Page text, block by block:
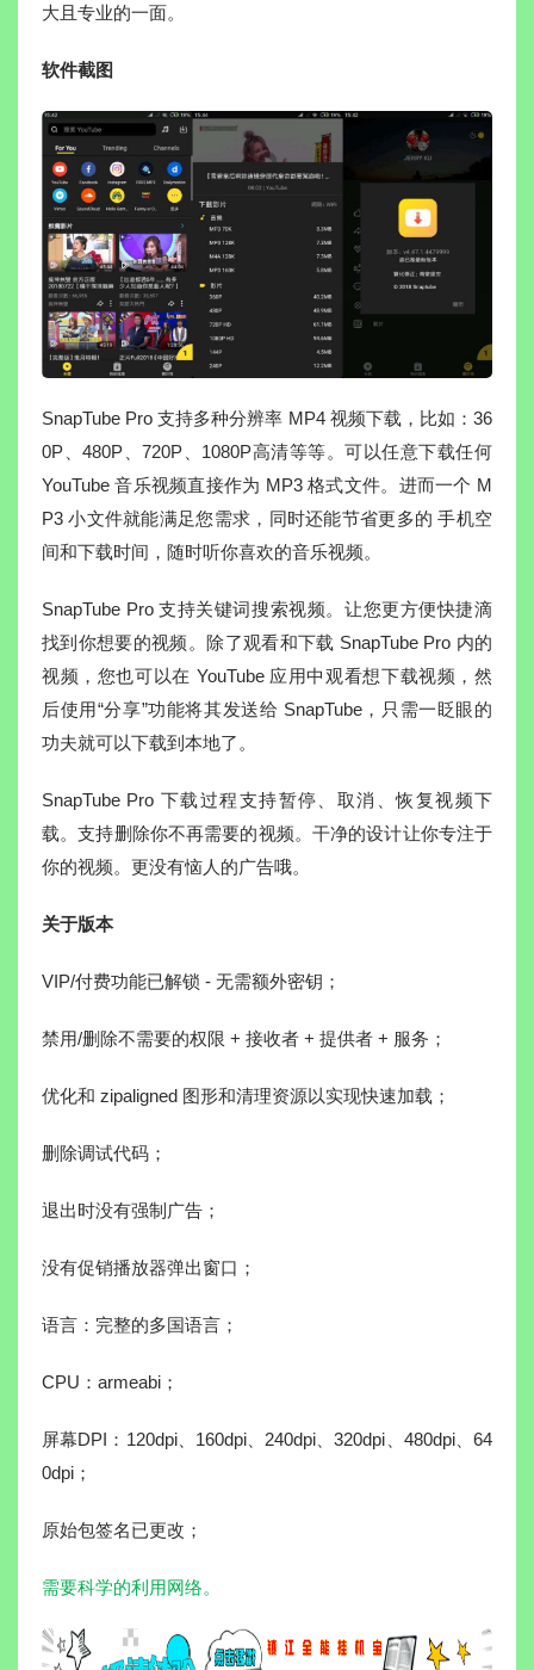
大且专业的一面。
软件截图
SnapTube Pro 支持多种分辨率 MP4 视频下载，比如：36
0P、480P、720P、1080P高清等等。可以任意下载任何
YouTube 音乐视频直接作为 MP3 格式文件。进而一个 M
P3 小文件就能满足您需求，同时还能节省更多的 手机空
间和下载时间，随时听你喜欢的音乐视频。
SnapTube Pro 支持关键词搜索视频。让您更方便快捷滴
找到你想要的视频。除了观看和下载 SnapTube Pro 内的
视频，您也可以在 YouTube 应用中观看想下载视频，然
后使用“分享”功能将其发送给 SnapTube，只需一眨眼的
功夫就可以下载到本地了。
SnapTube Pro 下载过程支持暂停、取消、恢复视频下
载。支持删除你不再需要的视频。干净的设计让你专注于
你的视频。更没有恼人的广告哦。
关于版本
VIP/付费功能已解锁 - 无需额外密钥；
禁用/删除不需要的权限 + 接收者 + 提供者 + 服务；
优化和 zipaligned 图形和清理资源以实现快速加载；
删除调试代码；
退出时没有强制广告；
没有促销播放器弹出窗口；
语言：完整的多国语言；
CPU：armeabi；
屏幕DPI：120dpi、160dpi、240dpi、320dpi、480dpi、64
0dpi；
原始包签名已更改；
需要科学的利用网络。